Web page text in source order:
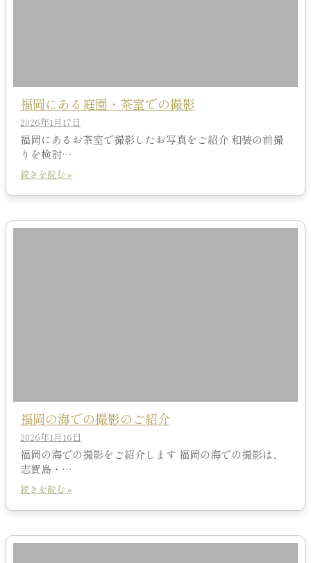
福岡にある庭園・茶室での撮影
2026年1月17日
福岡にあるお茶室で撮影したお写真をご紹介 和装の前撮
りを検討…
続きを読む »
福岡の海での撮影のご紹介
2026年1月16日
福岡の海での撮影をご紹介します 福岡の海での撮影は、
志賀島・…
続きを読む »